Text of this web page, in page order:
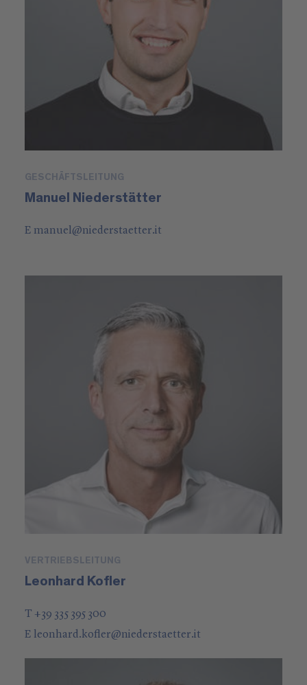
GESCHÄFTSLEITUNG
Manuel Niederstätter
E manuel@niederstaetter.it
VERTRIEBSLEITUNG
Leonhard Kofler
T +39 335 395 300
E leonhard.kofler@niederstaetter.it